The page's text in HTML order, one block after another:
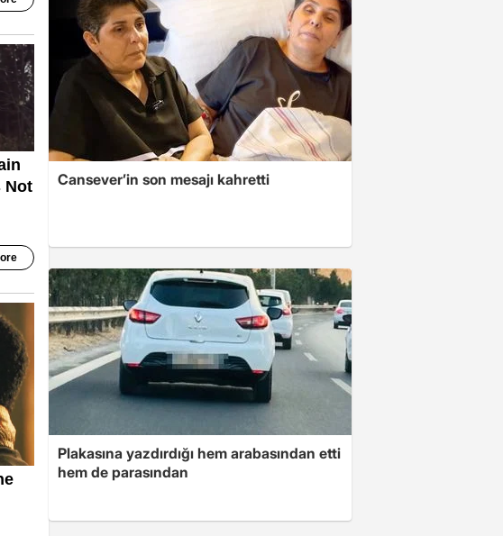
Cansever’in son mesajı kahretti
Plakasına yazdırdığı hem arabasından etti
hem de parasından